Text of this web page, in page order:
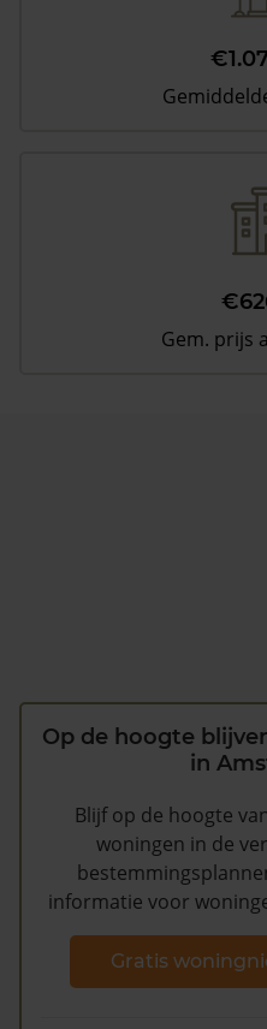
Gem. prijs
Op de hoogte
in
Blijf op de hoogte
woningen in de
informatie voor
Gratis